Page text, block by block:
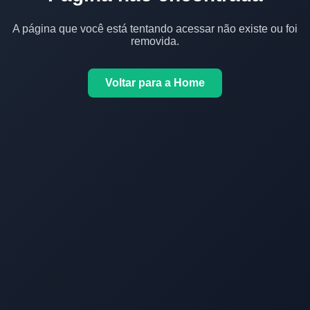
A página que você está tentando acessar não existe ou foi
removida.
Voltar para a Home